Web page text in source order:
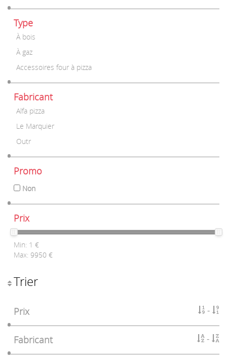
Type
À bois
À gaz
Accessoires four à pizza
Fabricant
Alfa pizza
Le Marquier
Outr
Promo
Non
Prix
Min: 1 €
Max: 9950 €
Trier
Prix
Fabricant